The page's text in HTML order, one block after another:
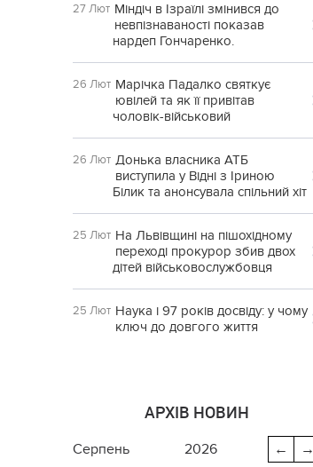
27 Лют Міндіч в Ізраїлі змінився до
невпізнаваності показав
нардеп Гончаренко.
26 Лют Марічка Падалко святкує
ювілей та як її привітав
чоловік-військовий
26 Лют Донька власника АТБ
виступила у Відні з Іриною
Білик та анонсувала спільний хіт
25 Лют На Львівщині на пішохідному
переході прокурор збив двох
дітей військовослужбовця
25 Лют Наука і 97 років досвіду: у чому
ключ до довгого життя
АРХІВ НОВИН
→
←
серпень
2026